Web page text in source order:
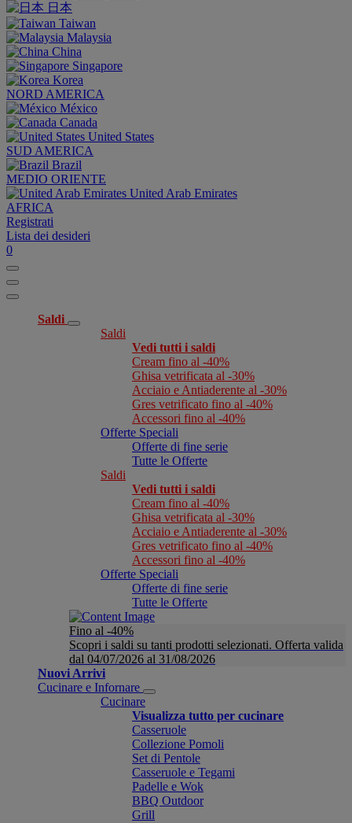
日本
Taiwan
Malaysia
China
Singapore
Korea
NORD AMERICA
México
Canada
United States
SUD AMERICA
Brazil
MEDIO ORIENTE
United Arab Emirates
AFRICA
Registrati
Lista dei desideri
0
Saldi
Saldi
Vedi tutti i saldi
Cream fino al -40%
Ghisa vetrificata al -30%
Acciaio e Antiaderente al -30%
Gres vetrificato fino al -40%
Accessori fino al -40%
Offerte Speciali
Offerte di fine serie
Tutte le Offerte
Saldi
Vedi tutti i saldi
Cream fino al -40%
Ghisa vetrificata al -30%
Acciaio e Antiaderente al -30%
Gres vetrificato fino al -40%
Accessori fino al -40%
Offerte Speciali
Offerte di fine serie
Tutte le Offerte
Fino al -40%
Scopri i saldi su tanti prodotti selezionati. Offerta valida
dal 04/07/2026 al 31/08/2026
Nuovi Arrivi
Cucinare e Infornare
Cucinare
Visualizza tutto per cucinare
Casseruole
Collezione Pomoli
Set di Pentole
Casseruole e Tegami
Padelle e Wok
BBQ Outdoor
Grill